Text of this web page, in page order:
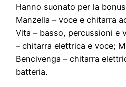
Hanno suonato per la
Manzella – voce e chitarra
Vita – basso, percussioni e
– chitarra elettrica e voce;
Bencivenga – chitarra
batteria.